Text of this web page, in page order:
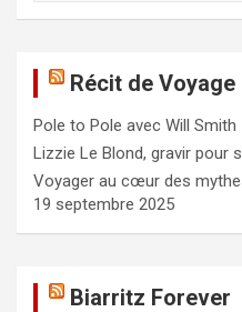
c
h
e
r
Récit de Voyage
Pole to Pole avec Will Smith
Lizzie Le Blond, gravir pour
Voyager au cœur des
19 septembre 2025
Biarritz Forever